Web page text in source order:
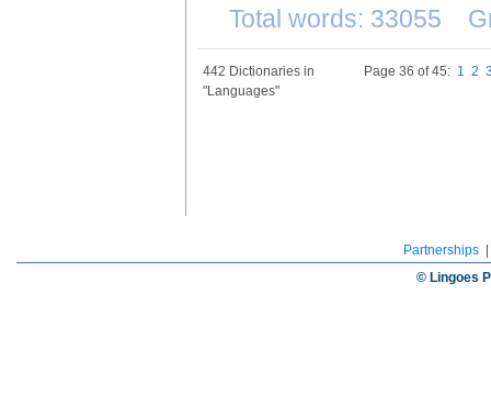
Total words: 33055
442 Dictionaries in
"Languages"
Page 36 of 45: 1 2
Partnerships
© Lingoes